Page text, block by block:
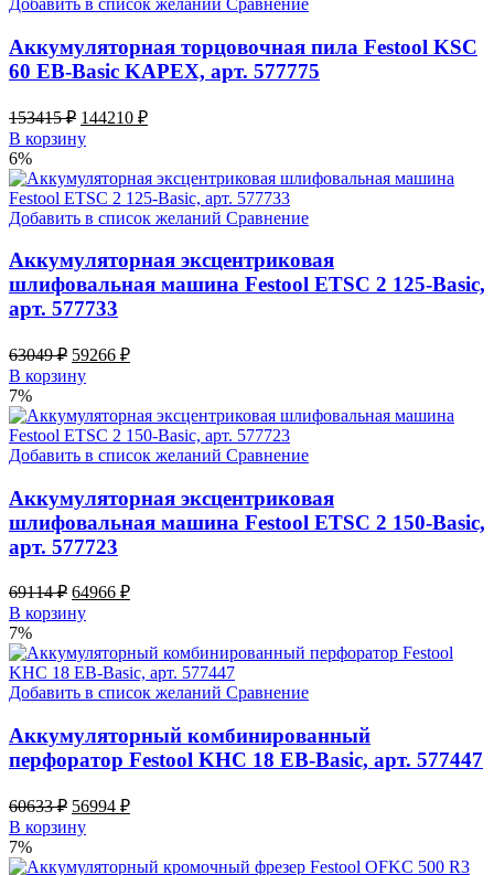
Добавить в список желаний Сравнение
Аккумуляторная торцовочная пила Festool KSC
60 EB-Basic KAPEX, арт. 577775
153415₽ Original
price
was:
153415 ₽.
144210 ₽Current
144210 ₽.
В корзину
6%
Добавить в список желаний Сравнение
Аккумуляторная эксцентриковая
шлифовальная машина Festool ETSC 2 125-Basic,
арт. 577733
63049₽ Original
price
was:
63049 ₽.
59266 ₽Current
59266 ₽.
В корзину
7%
Добавить в список желаний Сравнение
Аккумуляторная эксцентриковая
шлифовальная машина Festool ETSC 2 150-Basic,
арт. 577723
69114₽ Original
price
was:
69114 ₽.
64966 ₽Current
64966 ₽.
В корзину
7%
Добавить в список желаний Сравнение
Аккумуляторный комбинированный
перфоратор Festool KHC 18 EB-Basic, арт. 577447
60633₽ Original
price
was:
60633 ₽.
56994 ₽Current
56994 ₽.
В корзину
7%